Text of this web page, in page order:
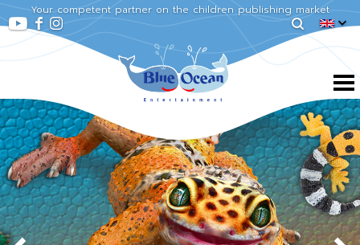
Your competent partner on the children publishing market